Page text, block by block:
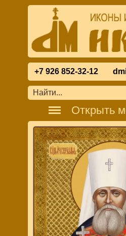
+7 926 852-32-12
Открыть